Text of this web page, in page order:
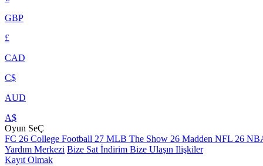
GBP
£
CAD
C$
AUD
A$
Oyun SeÇ
FC 26 College Football 27 MLB The Show 26 Madden NFL 26
Yardım Merkezi Bize Sat İndirim Bize Ulaşın Ilişkiler
Kayıt Olmak